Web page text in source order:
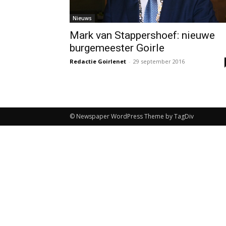
Nieuws
Mark van Stappershoef: nieuwe
burgemeester Goirle
Redactie Goirlenet - 29 september 2016
© Newspaper WordPress Theme by TagDiv